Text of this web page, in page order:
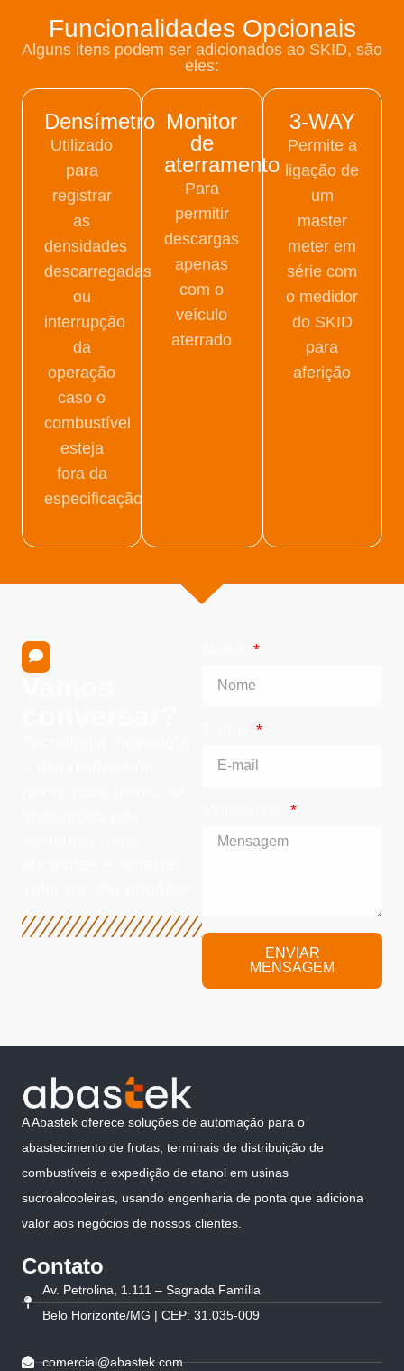
Funcionalidades Opcionais
Alguns itens podem ser adicionados ao SKID, são
eles:
Densímetro
Utilizado
para
registrar
as
densidades
descarregadas
ou
interrupção
da
operação
caso o
combustível
esteja
fora da
especificação
Monitor
de
aterramento
Para
permitir
descargas
apenas
com o
veículo
aterrado
3-WAY
Permite a
ligação de
um
master
meter em
série com
o medidor
do SKID
para
aferição
ENVIAR
MENSAGEM
A Abastek oferece soluções de automação para o
abastecimento de frotas, terminais de distribuição de
combustíveis e expedição de etanol em usinas
sucroalcooleiras, usando engenharia de ponta que adiciona
valor aos negócios de nossos clientes.
Contato
Av. Petrolina, 1.111 – Sagrada Família
Belo Horizonte/MG | CEP: 31.035-009
comercial@abastek.com